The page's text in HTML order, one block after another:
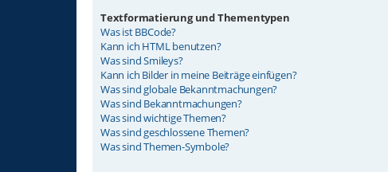
Textformatierung und Thementypen
Was ist BBCode?
Kann ich HTML benutzen?
Was sind Smileys?
Kann ich Bilder in meine Beiträge einfügen?
Was sind globale Bekanntmachungen?
Was sind Bekanntmachungen?
Was sind wichtige Themen?
Was sind geschlossene Themen?
Was sind Themen-Symbole?